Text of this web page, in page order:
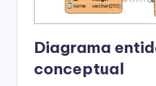
Diagrama
conceptual